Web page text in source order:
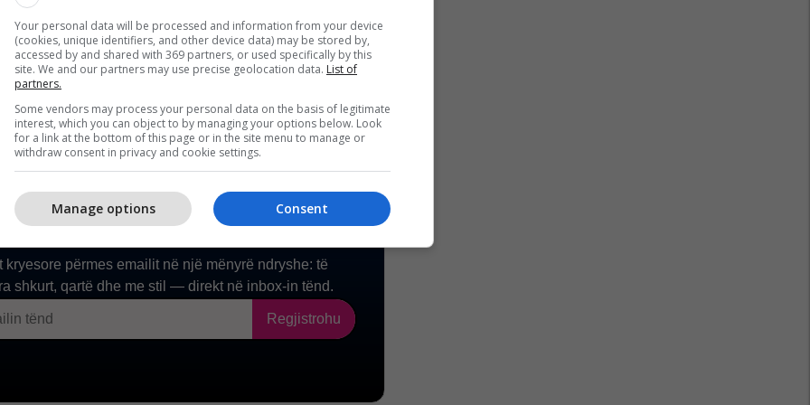
/Telegrafi/
Your personal data will be processed and information from your device
(cookies, unique identifiers, and other device data) may be stored by,
accessed by and shared with 369 partners, or used specifically by this
site. We and our partners may use precise geolocation data. List of
partners.
Some vendors may process your personal data on the basis of legitimate
interest, which you can object to by managing your options below. Look
for a link at the bottom of this page or in the site menu to manage or
withdraw consent in privacy and cookie settings.
Consent
Manage options